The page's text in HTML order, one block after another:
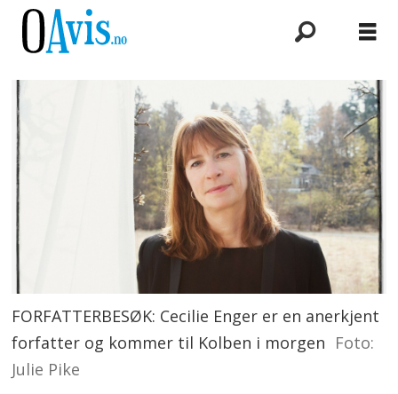
FORFATTERBESØK: Cecilie Enger er en anerkjent
forfatter og kommer til Kolben i morgen Foto:
Julie Pike